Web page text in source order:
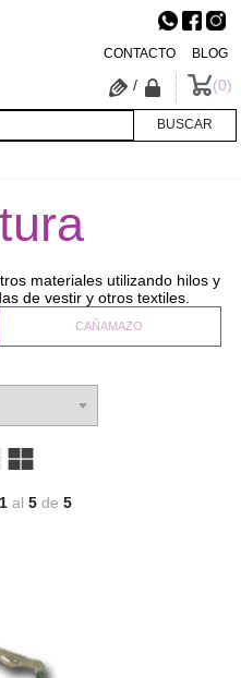
/ 0
CONTACTO BLOG
materiales utilizando hilos y
de vestir y otros textiles.
CAÑAMAZO
1 al5 de 5